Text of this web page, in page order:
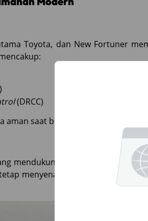
Toyota, dan New Fortuner
(DRCC)
saat berkendara di berbagai
mendukung konektivitas
menyenangkan. Ada juga